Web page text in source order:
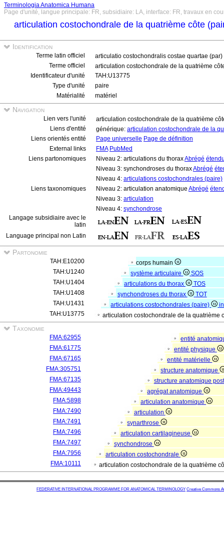
Terminologia Anatomica Humana
Page d'unité, langue principale: FR, subsidiaire: LA, interface: FR, travaux en
articulation costochondrale de la quatrième côte
Identification
Terme latin officiel
articulatio costochondralis costae quartae (par)
Terme officiel
articulation costochondrale de la quatrième
Identificateur d'unité
TAH:U13775
Type d'unité
paire
Matérialité
matériel
Navigation
Lien vers l'unité
articulation costochondrale de la quatrième
Liens d'entité
générique: articulation costochondrale de la
Liens orientés entité
Page universelle Page de définition
External links
FMA PubMed
Liens partonomiques
Niveau 2: articulations du thoraxAbrégé
Niveau 3: synchondroses du thoraxAbrégé
Niveau 4: articulations costochondrales (paire)
Liens taxonomiques
Niveau 2: articulation anatomique Abrégé
Niveau 3: articulation
Niveau 4: synchondrose
Langage subsidiaire avec le
latin
Language principal non Latin
Partonomie
TAH:E10200
corps humain
TAH:U1240
système articulaire
SOS
TAH:U1404
articulations du thorax
TOS
TAH:U1408
synchondroses du thorax
TOT
TAH:U1431
articulations costochondrales (paire)
TAH:U13775
articulation costochondrale de la quatrième
Taxonomie
FMA:62955
entité
FMA:61775
entité physique
FMA:67165
entité matérielle
FMA:305751
structure anatomique
FMA:67135
structure anatomique
FMA:49443
agrégat anatomique
FMA:5898
articulation anatomique
FMA:7490
articulation
FMA:7491
synarthrose
FMA:7496
articulation cartilagineuse
FMA:7497
synchondrose
FMA:7956
articulation costochondrale
FMA:10111
articulation costochondrale de la quatrième
FEDERATIVE INTERNATIONAL PROGRAMME FOR ANATOMICAL TERMINOLOGY Creative Commons